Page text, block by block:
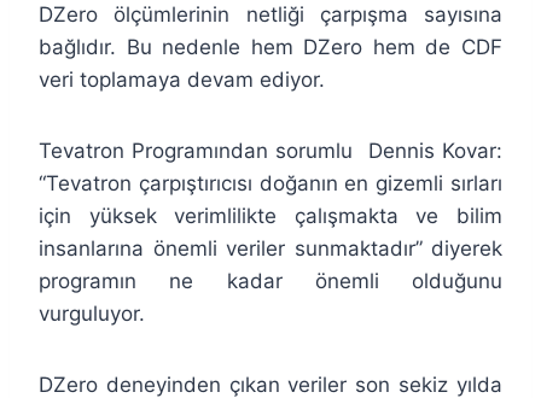
DZero ölçümlerinin netliği çarpışma sayısına
bağlıdır. Bu nedenle hem DZero hem de CDF
veri toplamaya devam ediyor.
Tevatron Programından sorumlu Dennis Kovar:
“Tevatron çarpıştırıcısı doğanın en gizemli sırları
için yüksek verimlilikte çalışmakta ve bilim
insanlarına önemli veriler sunmaktadır” diyerek
programın ne kadar önemli olduğunu
vurguluyor.
DZero deneyinden çıkan veriler son sekiz yılda